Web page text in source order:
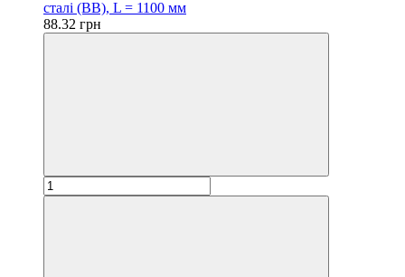
сталі (ВВ), L = 1100 мм
88.32 грн